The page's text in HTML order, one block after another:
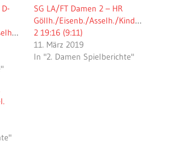
Kindenheim
SG LA/FT Damen 2 – HR
Göllh./Eisenb./Asselh./Kindenh.
2 19:16 (9:11)
11. März 2019
In "2. Damen Spielberichte"